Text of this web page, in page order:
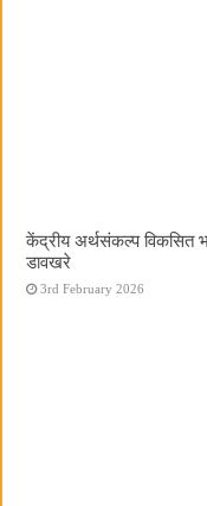
केंद्रीय अर्थसंकल्प विकसित
डावखरे
3rd February 2026